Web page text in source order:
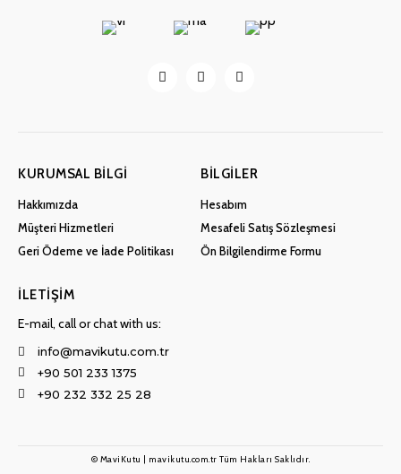
KURUMSAL BILGI
Hakkımızda
Müşteri Hizmetleri
Geri Ödeme ve İade Politikası
BILGILER
Hesabım
Mesafeli Satış Sözleşmesi
Ön Bilgilendirme Formu
İLETIŞIM
E-mail, call or chat with us:
info@mavikutu.com.tr
+90 501 233 1375
+90 232 332 25 28
© MaviKutu | mavikutu.com.tr Tüm Hakları Saklıdır.